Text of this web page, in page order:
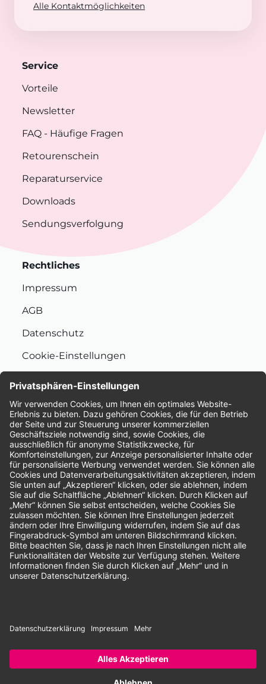
Alle Kontaktmöglichkeiten
Service
Vorteile
Newsletter
FAQ - Häufige Fragen
Retourenschein
Reparaturservice
Downloads
Sendungsverfolgung
Rechtliches
Impressum
AGB
Datenschutz
Cookie-Einstellungen
Bewertungen
Unsere Zahlungsarten:
Rechnung SEPA-Lastschrift Vorkasse